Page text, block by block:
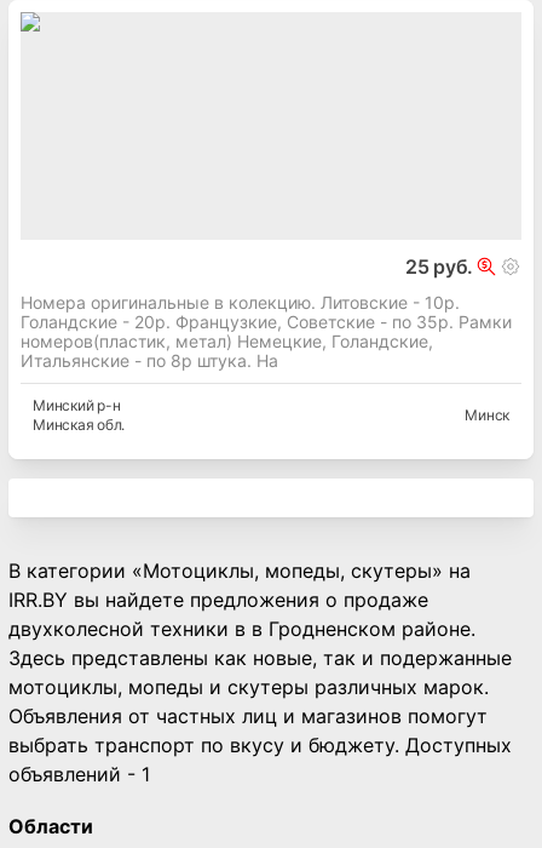
25 руб.
Номера оригинальные в колекцию. Литовские - 10р.
Голандские - 20р. Французкие, Советские - по 35р. Рамки
номеров(пластик, метал) Немецкие, Голандские,
Итальянские - по 8р штука. На
Минскийр-н
Минская обл.
Минск
В категории «Мотоциклы, мопеды, скутеры» на
IRR.BY вы найдете предложения о продаже
двухколесной техники в в Гродненском районе.
Здесь представлены как новые, так и подержанные
мотоциклы, мопеды и скутеры различных марок.
Объявления от частных лиц и магазинов помогут
выбрать транспорт по вкусу и бюджету. Доступных
объявлений - 1
Области